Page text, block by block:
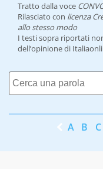
Tratto dalla voce
Rilasciato con licenza
allo stesso modo
I testi sopra riportati
dell’opinione di
A B C